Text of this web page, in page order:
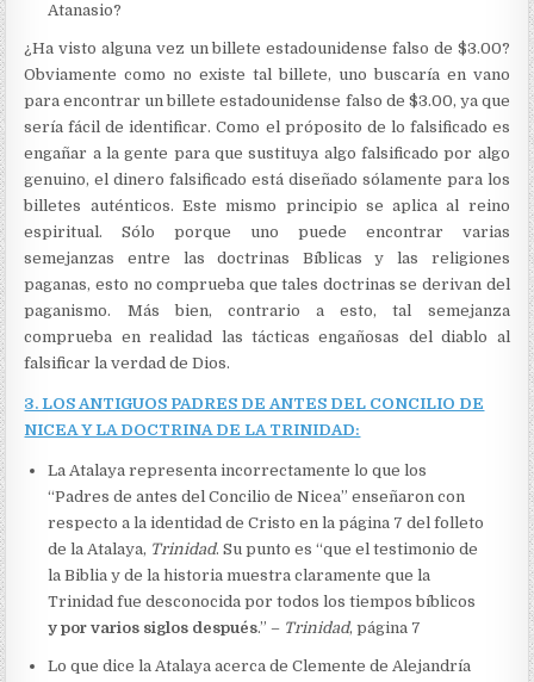
Atanasio?
¿Ha visto alguna vez un billete estadounidense falso de $3.00?
Obviamente como no existe tal billete, uno buscaría en vano
para encontrar un billete estadounidense falso de $3.00, ya que
sería fácil de identificar. Como el próposito de lo falsificado es
engañar a la gente para que sustituya algo falsificado por algo
genuino, el dinero falsificado está diseñado sólamente para los
billetes auténticos. Este mismo principio se aplica al reino
espiritual. Sólo porque uno puede encontrar varias
semejanzas entre las doctrinas Bíblicas y las religiones
paganas, esto no comprueba que tales doctrinas se derivan del
paganismo. Más bien, contrario a esto, tal semejanza
comprueba en realidad las tácticas engañosas del diablo al
falsificar la verdad de Dios.
3. LOS ANTIGUOS PADRES DE ANTES DEL CONCILIO DE
NICEA Y LA DOCTRINA DE LA TRINIDAD:
La Atalaya representa incorrectamente lo que los
“Padres de antes del Concilio de Nicea” enseñaron con
respecto a la identidad de Cristo en la página 7 del folleto
de la Atalaya, Trinidad. Su punto es “que el testimonio de
la Biblia y de la historia muestra claramente que la
Trinidad fue desconocida por todos los tiempos bíblicos
y por varios siglos después.” – Trinidad, página 7
Lo que dice la Atalaya acerca de Clemente de Alejandría